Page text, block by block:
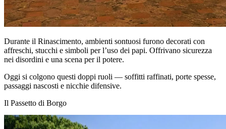
Durante il Rinascimento, ambienti sontuosi furono decorati con
affreschi, stucchi e simboli per l’uso dei papi. Offrivano sicurezza
nei disordini e una scena per il potere.
Oggi si colgono questi doppi ruoli — soffitti raffinati, porte spesse,
passaggi nascosti e nicchie difensive.
Il Passetto di Borgo